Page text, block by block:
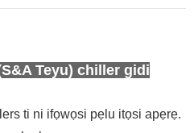
Teyu) chiller gidi
ti ni ifọwọsi pẹlu itọsi apẹrẹ.